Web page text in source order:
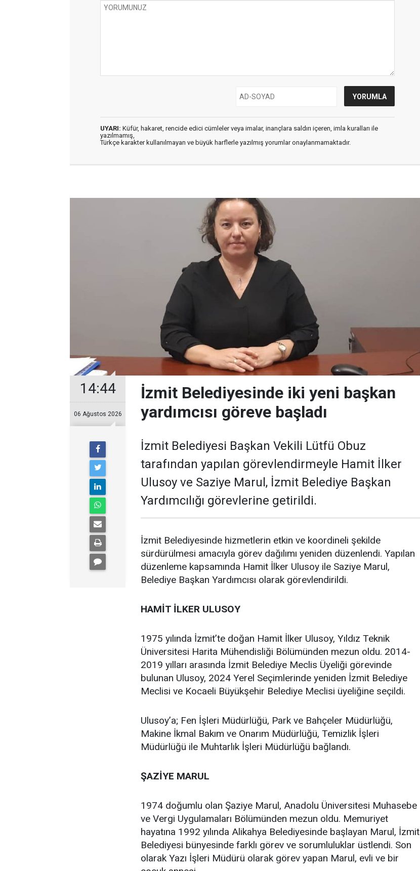
UYARI: Küfür, hakaret, rencide edici cümleler veya imalar, inançlara saldırı içeren, imla kuralları ile
yazılmamış,
Türkçe karakter kullanılmayan ve büyük harflerle yazılmış yorumlar onaylanmamaktadır.
14:44
06 Ağustos 2026
İzmit Belediyesinde iki yeni başkan
yardımcısı göreve başladı
İzmit Belediyesi Başkan Vekili Lütfü Obuz
tarafından yapılan görevlendirmeyle Hamit İlker
Ulusoy ve Saziye Marul, İzmit Belediye Başkan
Yardımcılığı görevlerine getirildi.
İzmit Belediyesinde hizmetlerin etkin ve koordineli şekilde
sürdürülmesi amacıyla görev dağılımı yeniden düzenlendi. Yapılan
düzenleme kapsamında Hamit İlker Ulusoy ile Saziye Marul,
Belediye Başkan Yardımcısı olarak görevlendirildi.
HAMİT İLKER ULUSOY
1975 yılında İzmit’te doğan Hamit İlker Ulusoy, Yıldız Teknik
Üniversitesi Harita Mühendisliği Bölümünden mezun oldu. 2014-
2019 yılları arasında İzmit Belediye Meclis Üyeliği görevinde
bulunan Ulusoy, 2024 Yerel Seçimlerinde yeniden İzmit Belediye
Meclisi ve Kocaeli Büyükşehir Belediye Meclisi üyeliğine seçildi.
Ulusoy’a; Fen İşleri Müdürlüğü, Park ve Bahçeler Müdürlüğü,
Makine İkmal Bakım ve Onarım Müdürlüğü, Temizlik İşleri
Müdürlüğü ile Muhtarlık İşleri Müdürlüğü bağlandı.
ŞAZİYE MARUL
1974 doğumlu olan Şaziye Marul, Anadolu Üniversitesi Muhasebe
ve Vergi Uygulamaları Bölümünden mezun oldu. Memuriyet
hayatına 1992 yılında Alikahya Belediyesinde başlayan Marul, İzmit
Belediyesi bünyesinde farklı görev ve sorumluluklar üstlendi. Son
olarak Yazı İşleri Müdürü olarak görev yapan Marul, evli ve bir